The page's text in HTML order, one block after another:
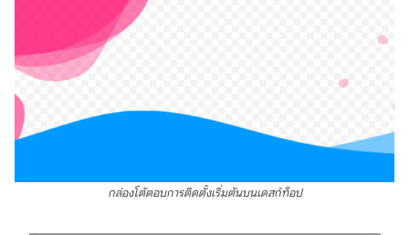
กล่องโต้ตอบการติดตั้งเริ่มต้นบนเดสก์ท็อป